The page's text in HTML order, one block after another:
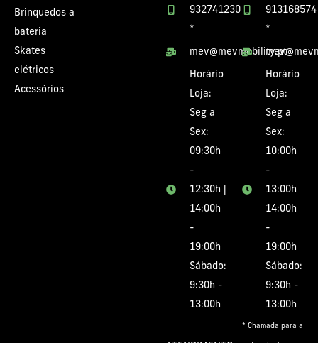
Brinquedos a
bateria
Skates
elétricos
Acessórios
932741230
*
mev@mevmobility.pt
Horário
Loja:
Seg a
Sex:
09:30h
-
12:30h |
14:00h
-
19:00h
Sábado:
9:30h -
13:00h
913168574
*
Horário
Loja:
Seg a
Sex:
10:00h
-
13:00h
14:00h
-
19:00h
Sábado:
9:30h -
13:00h
* Chamada para a